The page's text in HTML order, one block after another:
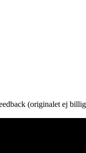
(originalet ej